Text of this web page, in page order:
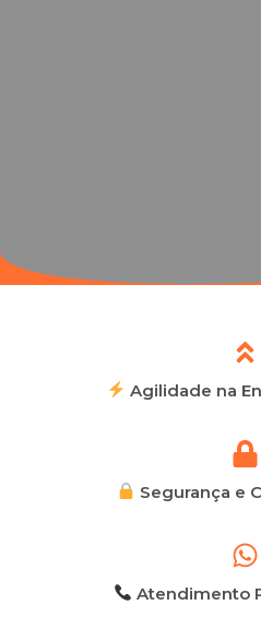
Agilidade na
Segurança e
Atendimento